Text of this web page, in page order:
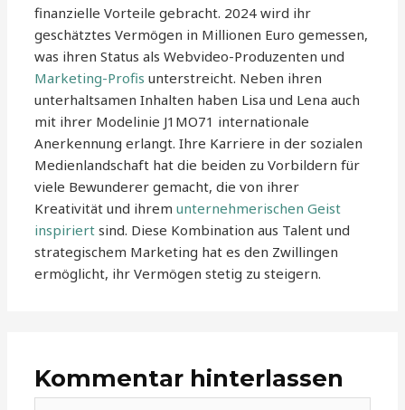
finanzielle Vorteile gebracht. 2024 wird ihr
geschätztes Vermögen in Millionen Euro gemessen,
was ihren Status als Webvideo-Produzenten und
Marketing-Profis unterstreicht. Neben ihren
unterhaltsamen Inhalten haben Lisa und Lena auch
mit ihrer Modelinie J1MO71 internationale
Anerkennung erlangt. Ihre Karriere in der sozialen
Medienlandschaft hat die beiden zu Vorbildern für
viele Bewunderer gemacht, die von ihrer
Kreativität und ihremunternehmerischen Geist
inspiriert sind. Diese Kombination aus Talent und
strategischem Marketing hat es den Zwillingen
ermöglicht, ihr Vermögen stetig zu steigern.
Kommentar hinterlassen